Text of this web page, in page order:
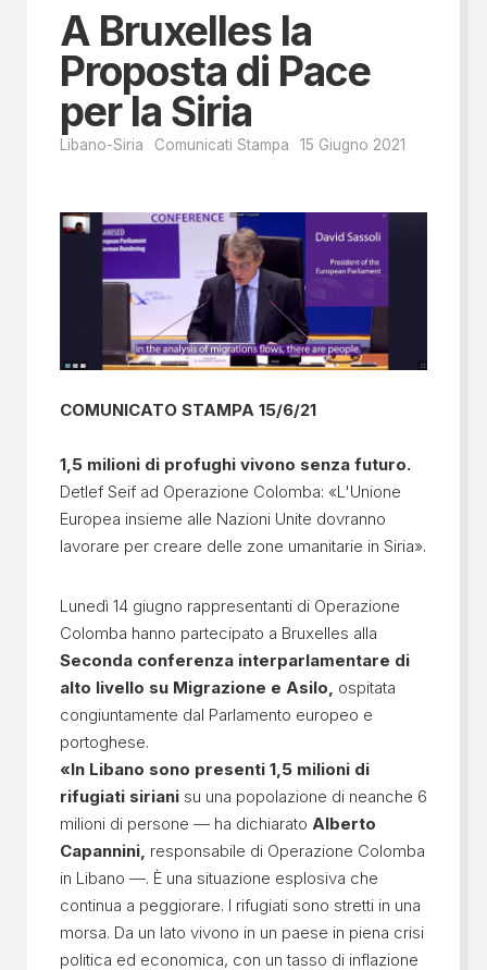
A Bruxelles la
Proposta di Pace
per la Siria
Libano-Siria Comunicati Stampa 15 Giugno 2021
COMUNICATO STAMPA 15/6/21
1,5 milioni di profughi vivono senza futuro.
Detlef Seif ad Operazione Colomba: «L'Unione
Europea insieme alle Nazioni Unite dovranno
lavorare per creare delle zone umanitarie in Siria».
Lunedì 14 giugno rappresentanti di Operazione
Colomba hanno partecipato a Bruxelles alla
Seconda conferenza interparlamentare di
alto livello su Migrazione e Asilo, ospitata
congiuntamente dal Parlamento europeo e
portoghese.
«In Libano sono presenti 1,5 milioni di
rifugiati siriani su una popolazione di neanche 6
milioni di persone — ha dichiarato Alberto
Capannini, responsabile di Operazione Colomba
in Libano —. È una situazione esplosiva che
continua a peggiorare. I rifugiati sono stretti in una
morsa. Da un lato vivono in un paese in piena crisi
politica ed economica, con un tasso di inflazione